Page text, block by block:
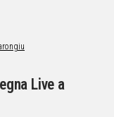
Live a